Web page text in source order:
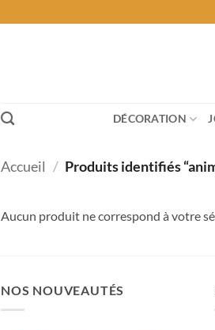
DÉCORATION
Accueil / Produits identifiés
Aucun produit ne correspond à votre
NOS NOUVEAUTÉS